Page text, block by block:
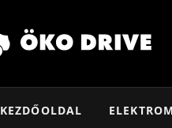
KEZDŐOLDAL